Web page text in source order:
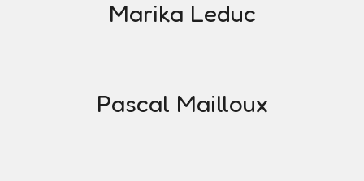
Marika Leduc
Pascal Mailloux